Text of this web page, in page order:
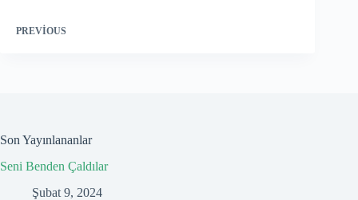
PREVIOUS
Son Yayınlananlar
Seni Benden Çaldılar
Şubat 9, 2024